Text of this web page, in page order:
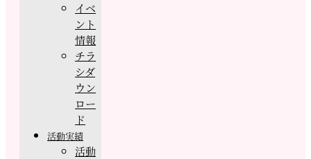
イベ
ント
情報
チラ
シダ
ウン
ロー
ド
活動実績
活動